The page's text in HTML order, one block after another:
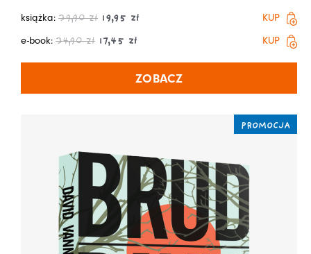
książka: 39,90zł 19,95 zł
KUP
e-book: 34,90zł 17,45 zł KUP
ZOBACZ
PROMOCJA